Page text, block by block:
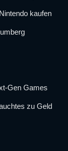
kaufen
Gen Games
zu Geld